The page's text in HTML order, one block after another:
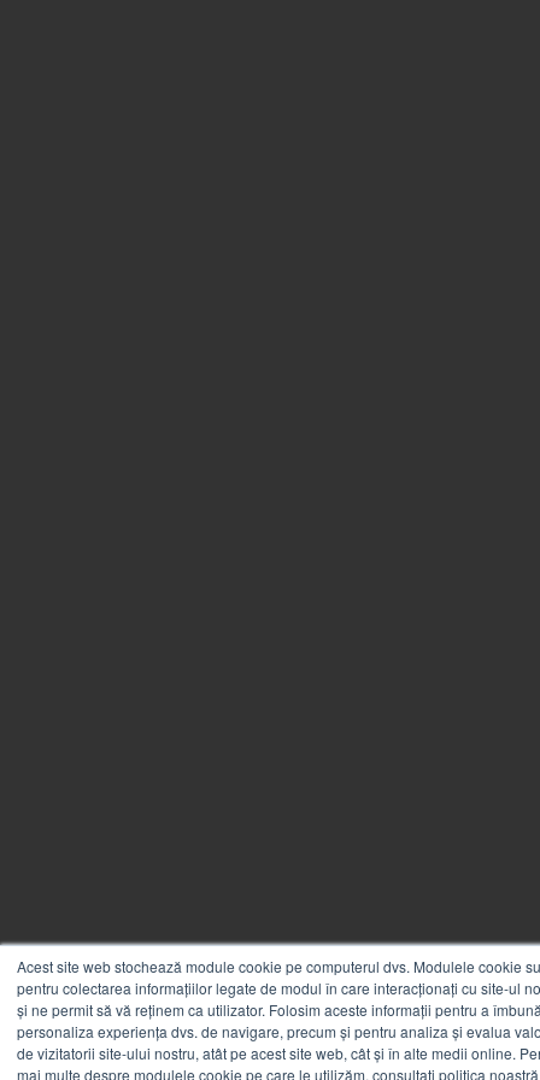
Acest site web stochează module cookie pe computerul dvs. Modulele cookie
pentru colectarea informațiilor legate de modul în care interacționați cu site-ul
și ne permit să vă reținem ca utilizator. Folosim aceste informații pentru a
personaliza experiența dvs. de navigare, precum și pentru analiza și evalua
de vizitatorii site-ului nostru, atât pe acest site web, cât și în alte medii online.
mai multe despre modulele cookie pe care le utilizăm, consultați politica